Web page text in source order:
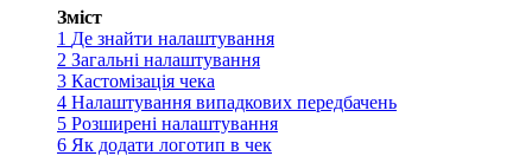
Зміст
1 Де знайти налаштування
2 Загальні налаштування
3 Кастомізація чека
4 Налаштування випадкових передбачень
5 Розширені налаштування
6 Як додати логотип в чек